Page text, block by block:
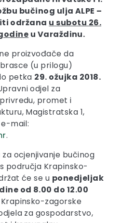
bučinog ulja ALPE –
održana u subotu 26.
u Varaždinu.
proizvođače da
(u prilogu)
petka 29. ožujka 2018.
odjel za
promet i
Magistratska 1,
mail:
.
ocjenjivanje bučinog
područja Krapinsko-
će se u ponedjeljak
od 8.00 do 12.00
zagorske
za gospodarstvo,